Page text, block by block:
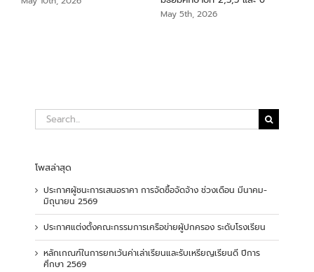
May 5th, 2026
Search
for:
โพสล่าสุด
ประกาศผู้ชนะการเสนอราคา การจัดซื้อจัดจ้าง ช่วงเดือน มีนาคม-
มิถุนายน 2569
ประกาศแต่งตั้งคณะกรรมการเครือข่ายผู้ปกครอง ระดับโรงเรียน
หลักเกณฑ์ในการยกเว้นค่าเล่าเรียนและรับเหรียญเรียนดี ปีการ
ศึกษา 2569